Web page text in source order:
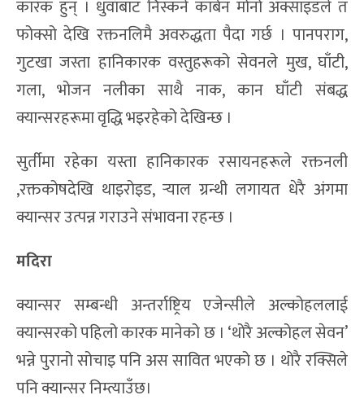
कारक हुन् । धुवाँबाट निस्कने कार्बन मोनो अक्साइडले त
फोक्सो देखि रक्तनलिमै अवरुद्धता पैदा गर्छ । पानपराग,
गुटखा जस्ता हानिकारक वस्तुहरूको सेवनले मुख, घाँटी,
गला, भोजन नलीका साथै नाक, कान घाँटी संबद्ध
क्यान्सरहरूमा वृद्धि भइरहेको देखिन्छ ।
सुर्तीमा रहेका यस्ता हानिकारक रसायनहरूले रक्तनली
,रक्तकोषदेखि थाइरोइड, र्‍याल ग्रन्थी लगायत धेरै अंगमा
क्यान्सर उत्पन्न गराउने संभावना रहन्छ ।
मदिरा
क्यान्सर सम्बन्धी अन्तर्राष्ट्रिय एजेन्सीले अल्कोहललाई
क्यान्सरको पहिलो कारक मानेको छ । ‘थोरै अल्कोहल सेवन’
भन्ने पुरानो सोचाइ पनि अस सावित भएको छ । थोरै रक्सिले
पनि क्यान्सर निम्त्याउँछ।